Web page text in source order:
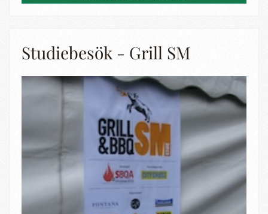
Studiebesök - Grill SM